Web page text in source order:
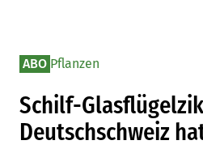
ABO Pflanzen
Schilf-
Deutschschweiz